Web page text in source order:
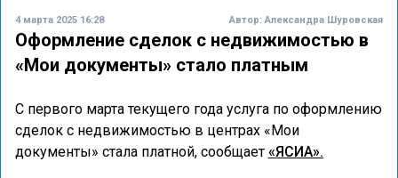
4 марта 2025 16:28 Автор:Александра Шуровская
Оформление сделок с недвижимостью в
«Мои документы» стало платным
С первого марта текущего года услуга по оформлению
сделок с недвижимостью в центрах «Мои
документы» стала платной, сообщает «ЯСИА».